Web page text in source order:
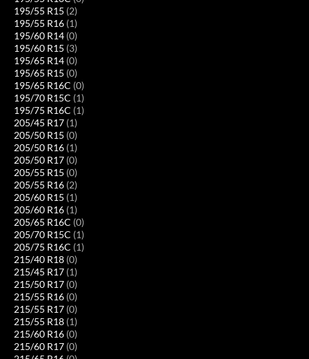
195/55 R15 (2)
195/55 R16 (1)
195/60 R14 (0)
195/60 R15 (3)
195/65 R14 (0)
195/65 R15 (0)
195/65 R16C (0)
195/70 R15C (1)
195/75 R16C (1)
205/45 R17 (1)
205/50 R15 (0)
205/50 R16 (1)
205/50 R17 (0)
205/55 R15 (0)
205/55 R16 (2)
205/60 R15 (1)
205/60 R16 (1)
205/65 R16C (0)
205/70 R15C (1)
205/75 R16C (1)
215/40 R18 (0)
215/45 R17 (1)
215/50 R17 (0)
215/55 R16 (0)
215/55 R17 (0)
215/55 R18 (1)
215/60 R16 (0)
215/60 R17 (0)